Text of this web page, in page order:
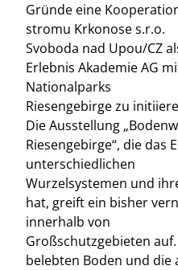
Gründe eine
stromu Krkonose s.r.o.
Svoboda nad Upou/CZ
Erlebnis Akademie AG
Nationalparks
Riesengebirge zu
Die Ausstellung
Riesengebirge“, die das
unterschiedlichen
Wurzelsystemen und
hat, greift ein bisher
innerhalb von
Großschutzgebieten
belebten Boden und die